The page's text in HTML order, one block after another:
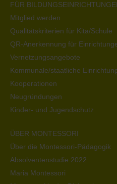
FÜR
Mitglied werden
Qualitätskriterien für Kita/Schule
QR-Anerkennung für
Vernetzungsangebote
Kommunale/staatliche
Kooperationen
Neugründungen
Kinder- und Jugendschutz
ÜBER MONTESSORI
Über die Montessori-Pädagogik
Absolventenstudie 2022
Maria Montessori